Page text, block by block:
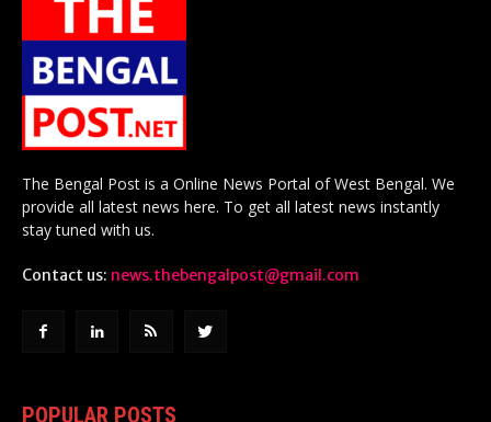
The Bengal Post is a Online News Portal of West Bengal. We
provide all latest news here. To get all latest news instantly
stay tuned with us.
Contact us: news.thebengalpost@gmail.com
POPULAR POSTS